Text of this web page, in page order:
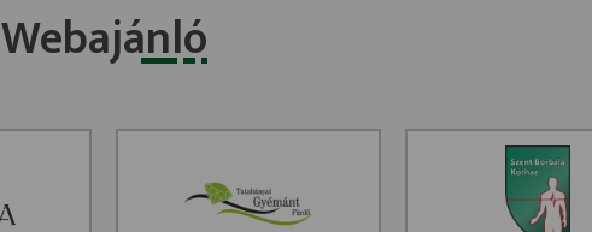
Webajánló